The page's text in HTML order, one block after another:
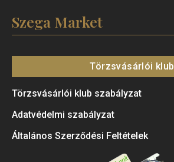
Szega Market
Törzsvásárlói klub
Törzsvásárlói klub szabályzat
Adatvédelmi szabályzat
Általános Szerződési Feltételek